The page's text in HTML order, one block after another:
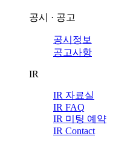
공시 · 공고
공시정보
공고사항
IR
IR 자료실
IR FAQ
IR 미팅 예약
IR Contact